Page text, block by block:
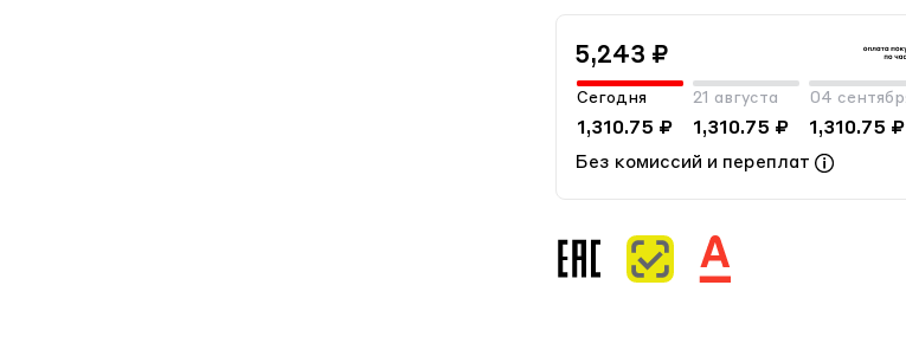
5,243 ₽
Сегодня
1,310.75 ₽
21 августа
1,310.75 ₽
04
1,310.75 ₽
Без комиссий и переплат